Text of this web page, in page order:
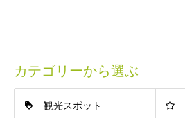
カテゴリーから選ぶ
観光スポット